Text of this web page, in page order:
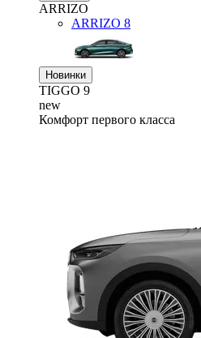
ARRIZO
ARRIZO 8
Новинки
TIGGO 9
new
Комфорт первого класса